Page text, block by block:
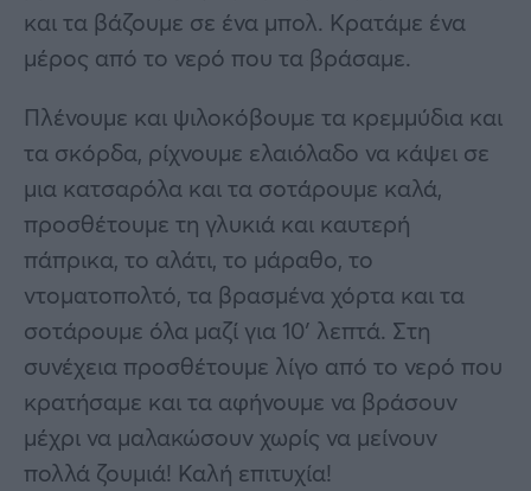
και τα βάζουμε σε ένα μπολ. Κρατάμε ένα
μέρος από το νερό που τα βράσαμε.
Πλένουμε και ψιλοκόβουμε τα κρεμμύδια και
τα σκόρδα, ρίχνουμε ελαιόλαδο να κάψει σε
μια κατσαρόλα και τα σοτάρουμε καλά,
προσθέτουμε τη γλυκιά και καυτερή
πάπρικα, το αλάτι, το μάραθο, το
ντοματοπολτό, τα βρασμένα χόρτα και τα
σοτάρουμε όλα μαζί για 10′ λεπτά. Στη
συνέχεια προσθέτουμε λίγο από το νερό που
κρατήσαμε και τα αφήνουμε να βράσουν
μέχρι να μαλακώσουν χωρίς να μείνουν
πολλά ζουμιά! Καλή επιτυχία!